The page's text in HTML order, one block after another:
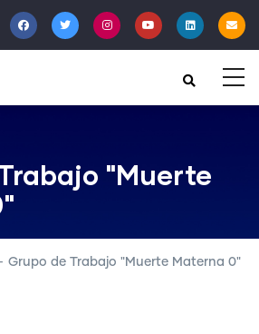
"Muerte
Grupo de Trabajo "Muerte Materna 0"